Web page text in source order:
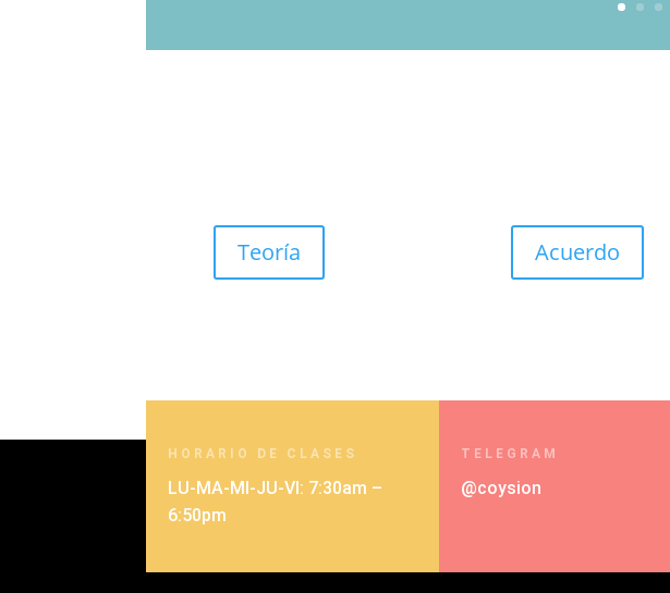
Teoría Acuerdo
HORARIO DE CLASES
LU-MA-MI-JU-VI: 7:30am –
6:50pm
TELEGRAM
@coysion